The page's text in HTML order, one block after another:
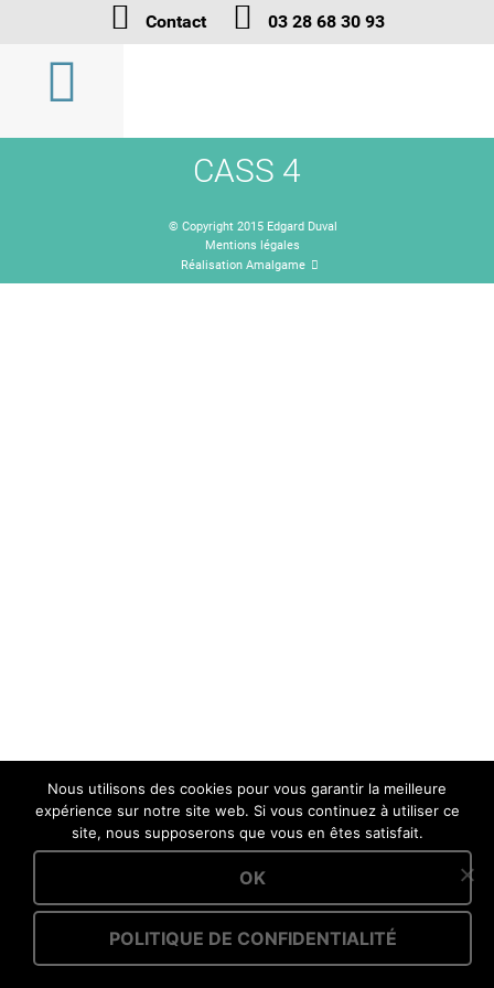
Contact 03 28 68 30 93
CASS 4
© Copyright 2015 Edgard Duval
Mentions légales
Réalisation Amalgame
Nous utilisons des cookies pour vous garantir la meilleure
expérience sur notre site web. Si vous continuez à utiliser ce
site, nous supposerons que vous en êtes satisfait.
OK
POLITIQUE DE CONFIDENTIALITÉ